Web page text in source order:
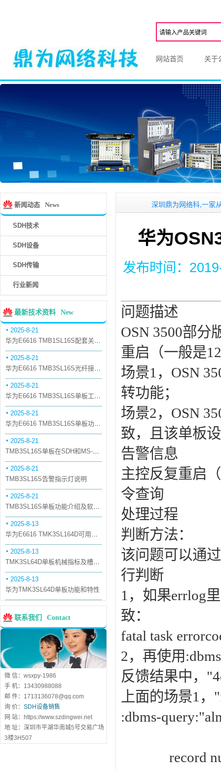
网站首页 关于
新闻动态 News
SDH技术
SDH设备
SDH传输
行业新闻
最新技术资料 New
2025-8-21
华为E6616 TMB1SL16S配套关系和替代关系
2025-8-21
华为E6616 TMB3SL16S光纤接口板槽位占用介绍
2025-8-21
华为E6616 TMB3SL16S单板工作原理和信号流
2025-8-21
华为E6616 TMB3SL16S单板功能和机械指标
2025-8-21
TMB3SL16S单板在SDH和MS-OTN模式下的应用
2025-8-21
TMB3SL16S告警指示灯说明
2025-8-21
TMB3SL16S单板功能介绍及软件配套
2025-8-13
华为E6616 TMK3SL164D可用万兆光模块
2025-8-13
TMK3SL64D单板机械指标及槽位介绍
2025-8-13
华为TMK3SL64D单板功能和特性
联系我们 Contact
微 信：wsxpy-1986
手 机：13430988088
邮 件：1713136078@qq.com
询 价： SDH设备销售
网 站：https://www.szdingwei.net
地 址：深圳市平湖华南城5号交易广场
3楼3H507
深圳鼎为网络科,一家从事华为
华为
发布时间：
问题描述
OSN 3500部分
重启（一般是
场景1，OSN
转功能；
场景2，OSN
致，且该单板
告警信息
主控反复重启
令查询
处理过程
判断方法：
该问题可以通
行判断
1，如果errlog
致：
fatal task
2，再使用
反馈结果中，
上面的场景1
:dbms-
record